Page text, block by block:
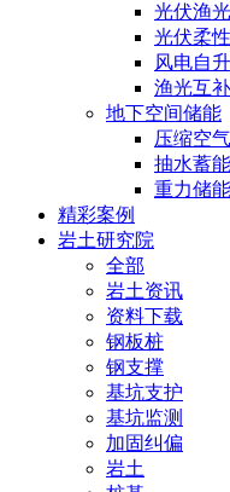
光伏渔
光伏柔
风电自
渔光互
地下空间储能
压缩空
抽水蓄能
重力储能
精彩案例
岩土研究院
全部
岩土资讯
资料下载
钢板桩
钢支撑
基坑支护
基坑监测
加固纠偏
岩土